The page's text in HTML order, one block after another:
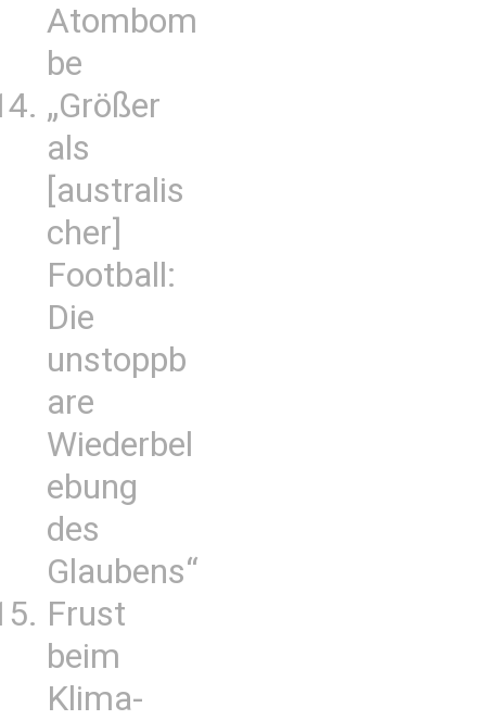
Atombom
be
„Größer
als
[australis
cher]
Football:
Die
unstoppb
are
Wiederbel
ebung
des
Glaubens“
Frust
beim
Klima-